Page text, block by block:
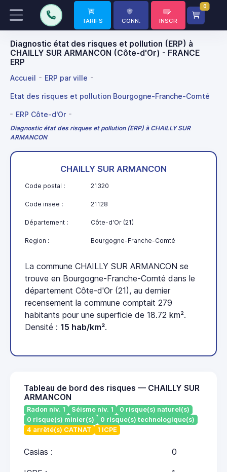
TARIFS CONN. INSCR
0
Diagnostic état des risques et pollution (ERP) à
CHAILLY SUR ARMANCON (Côte-d'Or) - FRANCE
ERP
Accueil ERP par ville
Etat des risques et pollution Bourgogne-Franche-Comté
ERP Côte-d'Or
Diagnostic état des risques et pollution (ERP) à CHAILLY SUR
ARMANCON
CHAILLY SUR ARMANCON
Code postal : 21320
Code insee : 21128
Département : Côte-d'Or (21)
Region : Bourgogne-Franche-Comté
La commune CHAILLY SUR ARMANCON se
trouve en Bourgogne-Franche-Comté dans le
département Côte-d'Or (21), au dernier
recensement la commune comptait 279
habitants pour une superficie de 18.72 km².
Densité : 15 hab/km².
Tableau de bord des risques — CHAILLY SUR
ARMANCON
Radon niv. 1 Séisme niv. 1
0 risque(s) naturel(s)
0 risque(s) minier(s)
0 risque(s) technologique(s)
4 arrêté(s) CATNAT
1 ICPE
Casias : 0